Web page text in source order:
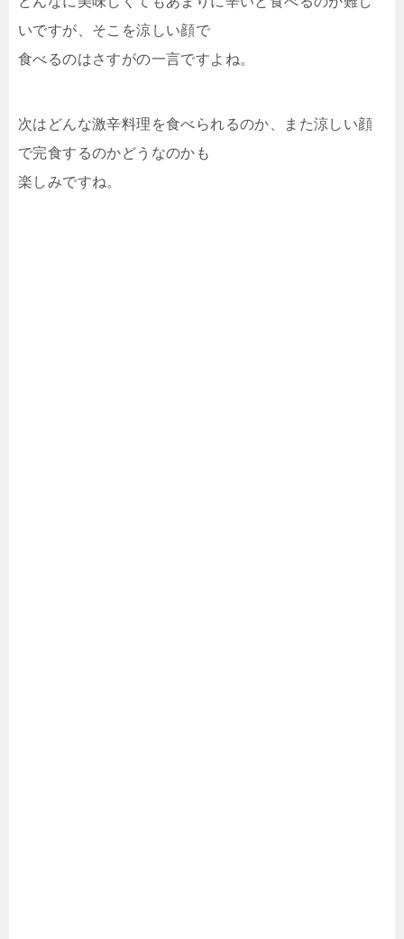
いですが、そこを涼しい顔で
食べるのはさすがの一言ですよね。
次はどんな激辛料理を食べられるのか、また涼しい顔
で完食するのかどうなのかも
楽しみですね。